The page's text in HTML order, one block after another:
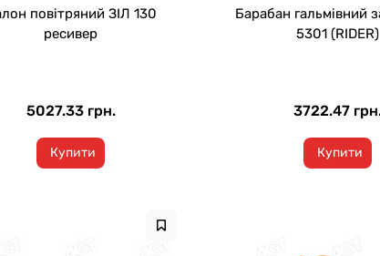
повітряний ЗІЛ 130
ресивер
5027.33 грн.
Купити
Барабан гальмівний
5301 (RIDER)
3722.47
Купити